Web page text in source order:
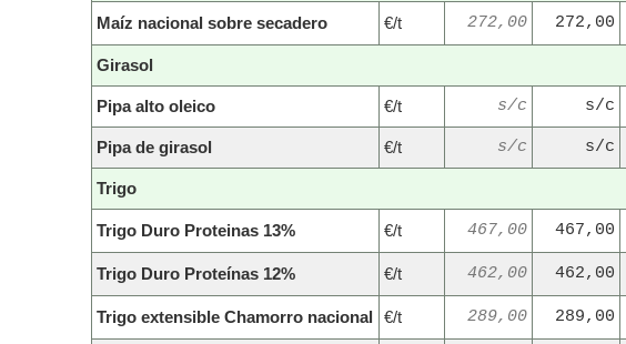
Maíz nacional sobre secadero €/t 272,00 272,00
Girasol
Pipa alto oleico €/t s/c s/c
Pipa de girasol €/t s/c s/c
Trigo
Trigo Duro Proteinas 13% €/t 467,00 467,00
Trigo Duro Proteínas 12% €/t 462,00 462,00
Trigo extensible Chamorro nacional €/t 289,00 289,00